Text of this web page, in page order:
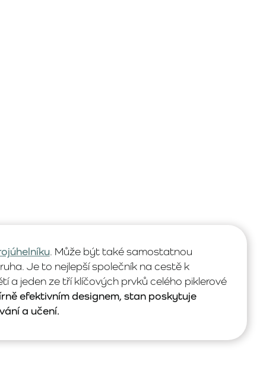
. Může být také samostatnou
Je to nejlepší společník na cestě k
a jeden ze tří klíčových prvků celého piklerové
efektivním designem, stan poskytuje
a učení.